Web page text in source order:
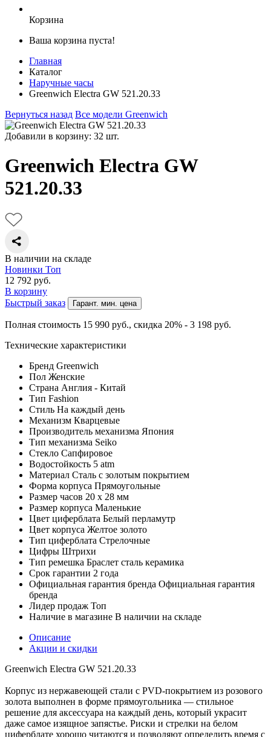
Корзина
Ваша корзина пуста!
Главная
Каталог
Наручные часы
Greenwich Electra GW 521.20.33
Вернуться назад Все модели Greenwich
Добавили в корзину: 32 шт.
Greenwich Electra GW
521.20.33
В наличии на складе
Новинки Топ
12 792 руб.
В корзину
Быстрый заказ
Гарант. мин. цена
Полная стоимость 15 990 руб., скидка 20% - 3 198 руб.
Технические характеристики
Бренд Greenwich
Пол Женские
Страна Англия - Китай
Тип Fashion
Стиль На каждый день
Механизм Кварцевые
Производитель механизма Япония
Тип механизма Seiko
Стекло Сапфировое
Водостойкость 5 atm
Материал Сталь с золотым покрытием
Форма корпуса Прямоугольные
Размер часов 20 x 28 мм
Размер корпуса Маленькие
Цвет циферблата Белый перламутр
Цвет корпуса Желтое золото
Тип циферблата Стрелочные
Цифры Штрихи
Тип ремешка Браслет сталь керамика
Срок гарантии 2 года
Официальная гарантия бренда Официальная гарантия
бренда
Лидер продаж Топ
Наличие в магазине В наличии на складе
Описание
Акции и скидки
Greenwich Electra GW 521.20.33
Корпус из нержавеющей стали с PVD-покрытием из розового
золота выполнен в форме прямоугольника — стильное
решение для аксессуара на каждый день, который украсит
даже самое изящное запястье. Риски и стрелки на белом
циферблате хорошо читаются и позволяют определить время с